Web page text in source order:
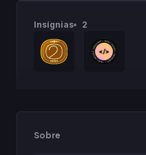
Insígnias 2
Sobre